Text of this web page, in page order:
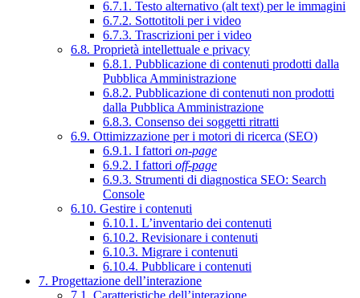
6.7.1. Testo alternativo (alt text) per le immagini
6.7.2. Sottotitoli per i video
6.7.3. Trascrizioni per i video
6.8. Proprietà intellettuale e privacy
6.8.1. Pubblicazione di contenuti prodotti dalla
Pubblica Amministrazione
6.8.2. Pubblicazione di contenuti non prodotti
dalla Pubblica Amministrazione
6.8.3. Consenso dei soggetti ritratti
6.9. Ottimizzazione per i motori di ricerca (SEO)
6.9.1. I fattori on-page
6.9.2. I fattori off-page
6.9.3. Strumenti di diagnostica SEO: Search
Console
6.10. Gestire i contenuti
6.10.1. L’inventario dei contenuti
6.10.2. Revisionare i contenuti
6.10.3. Migrare i contenuti
6.10.4. Pubblicare i contenuti
7. Progettazione dell’interazione
7.1. Caratteristiche dell’interazione